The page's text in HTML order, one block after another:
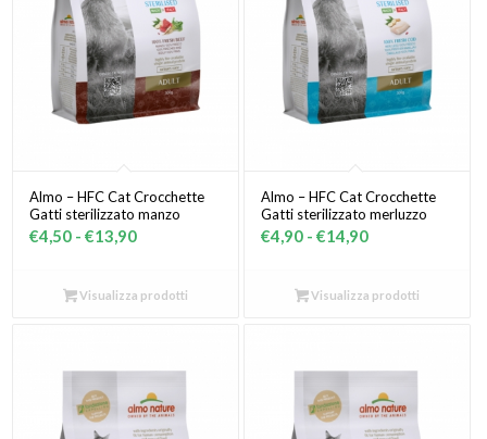
Almo – HFC Cat Crocchette
Gatti sterilizzato manzo
€4,50 - €13,90Fascia
prezzo:
€13,90
Visualizza prodotti
Almo – HFC Cat Crocchette
Gatti sterilizzato merluzzo
€4,90 - €14,90Fascia
prezzo:
€14,90
Visualizza prodotti